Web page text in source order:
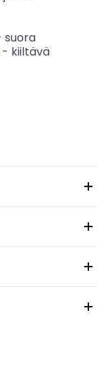
suora
kiiltävä